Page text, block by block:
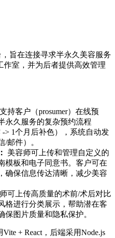
旨在连接寻求半永久美容服务
作室，并为后者提供高效管理
支持客户（prosumer）在线预
永久服务的复杂预约流程
-> 1个月后补色），系统自动发
/邮件）。
美容师可上传和管理自定义的
模板和电子同意书。客户可在
确保信息传达清晰，减少美容
可上传高质量的术前/术后对比
格进行分类展示，帮助潜在客
保图片质量和隐私保护。
+ React，后端采用Node.js